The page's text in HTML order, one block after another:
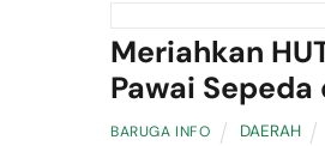
Meriahkan
Pawai
BARUGA INFO DAERAH